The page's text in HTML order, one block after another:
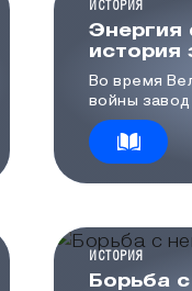
КАТЕГОРИЯ МЕДИА
ИСТОРИЯ
Энергия
история
Во время
войны
изоляторов
КАТЕГОРИЯ МЕДИА
ИСТОРИЯ
Борьба